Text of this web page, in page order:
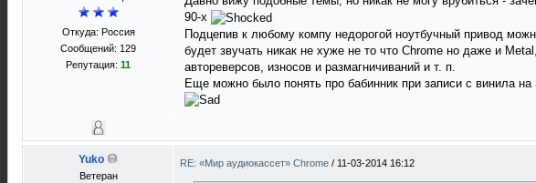
Откуда: Россия
Сообщений: 129
Репутация: 11
90-х
Подцепив к любому компу недорогой ноутбучный привод
будет звучать никак не хуже не то что Chrome но даже и
автореверсов, износов и размагничиваний и т. п.
Еще можно было понять про бабинник при записи с винила на
Yuko
Ветеран
RE: «Мир аудиокассет» Chrome / 11-03-2014 16:12